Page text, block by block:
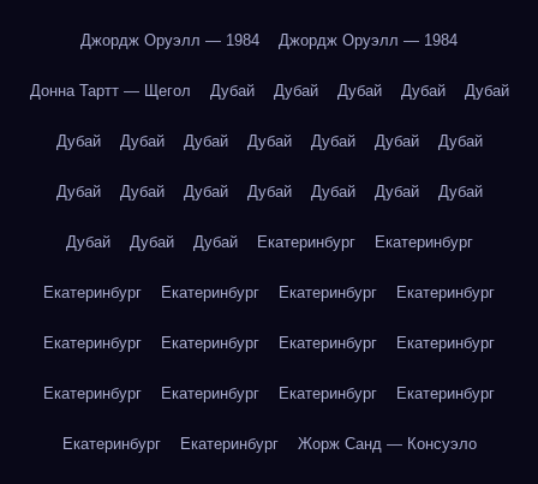
Джордж Оруэлл — 1984 Джордж Оруэлл — 1984
Донна Тартт — Щегол Дубай Дубай Дубай Дубай Дубай
Дубай Дубай Дубай Дубай Дубай Дубай Дубай
Дубай Дубай Дубай Дубай Дубай Дубай Дубай
Дубай Дубай Дубай Екатеринбург Екатеринбург
Екатеринбург Екатеринбург Екатеринбург Екатеринбург
Екатеринбург Екатеринбург Екатеринбург Екатеринбург
Екатеринбург Екатеринбург Екатеринбург Екатеринбург
Екатеринбург Екатеринбург Жорж Санд — Консуэло